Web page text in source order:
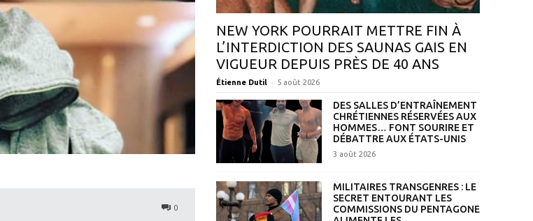
0
NEW YORK POURRAIT METTRE FIN À
L’INTERDICTION DES SAUNAS GAIS EN
VIGUEUR DEPUIS PRÈS DE 40 ANS
Étienne Dutil - 5 août 2026
DES SALLES D’ENTRAÎNEMENT
CHRÉTIENNES RÉSERVÉES AUX
HOMMES… FONT SOURIRE ET
DÉBATTRE AUX ÉTATS-UNIS
3 août 2026
MILITAIRES TRANSGENRES : LE
SECRET ENTOURANT LES
COMMISSIONS DU PENTAGONE